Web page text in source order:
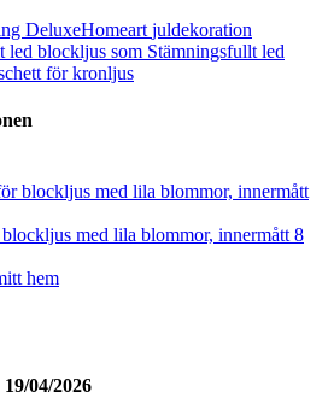
DeluxeHomeart juldekoration
led blockljus som Stämningsfullt led
för kronljus
med lila blommor, innermått 8
hem
19/04/2026